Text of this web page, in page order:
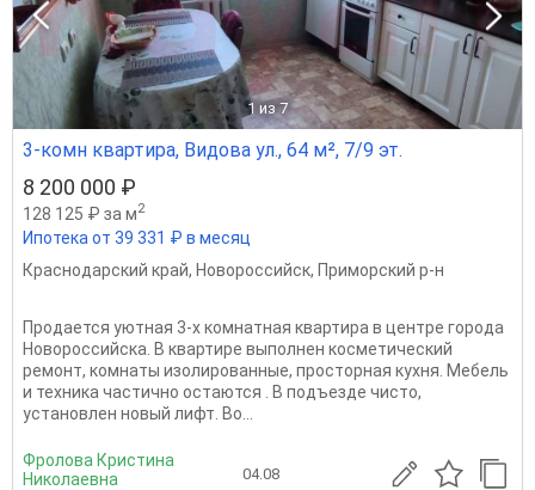
1 из 7
3-комн квартира, Видова ул., 64 м², 7/9 эт.
8 200 000 ₽
128 125 ₽ за м2
Ипотека от 39 331 ₽ в месяц
Краснодарский край, Новороссийск, Приморский р-н
Пpoдается уютная 3-х комнатная квартира в центре города
Новороссийска. В квартире выполнен косметический
ремонт, комнаты изолированные, просторная кухня. Мебель
и техника частично остаются . В подъезде чисто,
установлен новый лифт. Во...
Фролова Кристина
Николаевна
04.08